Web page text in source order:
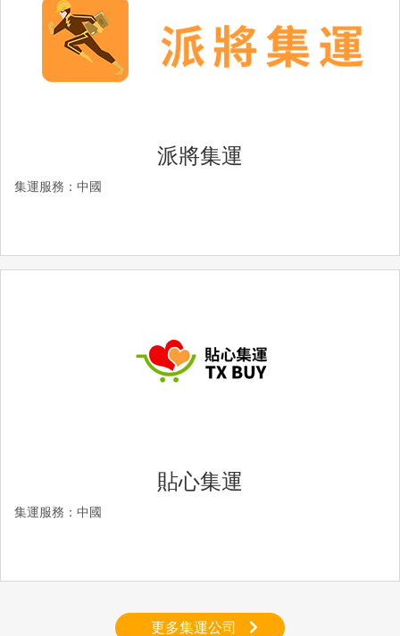
派將集運
集運服務：中國
貼心集運
集運服務：中國
更多集運公司